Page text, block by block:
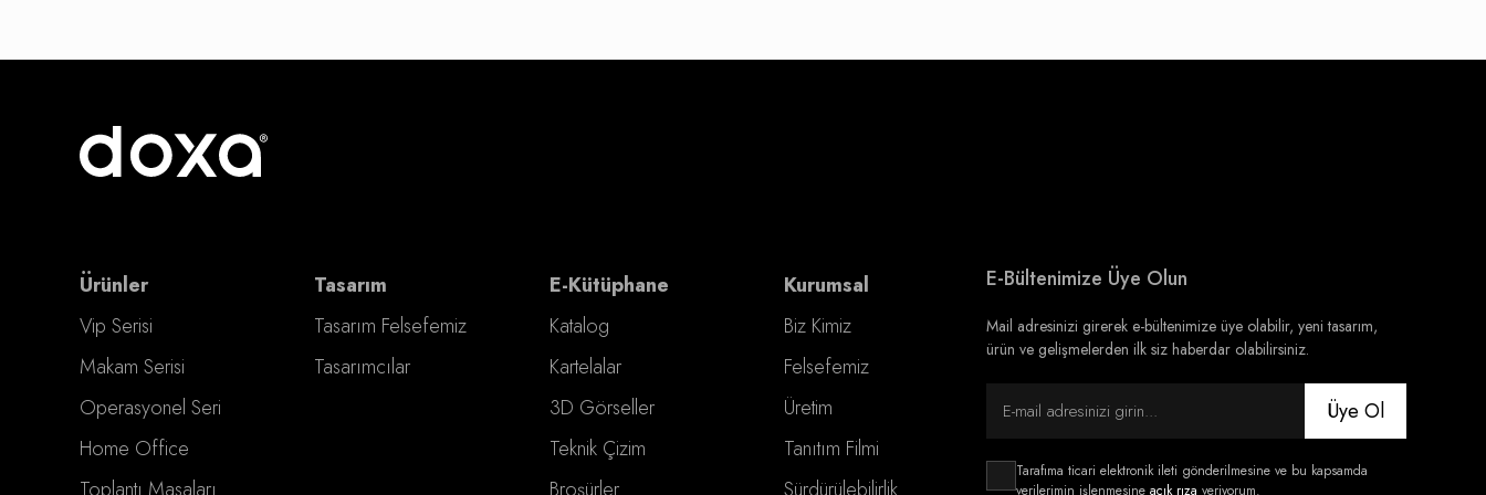
E-Bültenimize Üye Olun
Mail adresinizi girerek e-bültenimize üye olabilir, yeni tasarım,
ürün ve gelişmelerden ilk siz haberdar olabilirsiniz.
Üye Ol
Tarafıma ticari elektronik ileti gönderilmesine ve bu kapsamda
verilerimin işlenmesine açık rıza veriyorum.
Ürünler
Vip Serisi
Makam Serisi
Operasyonel Seri
Home Office
Tasarım
Tasarım Felsefemiz
Tasarımcılar
E-Kütüphane
Katalog
Kartelalar
3D Görseller
Teknik Çizim
Kurumsal
Biz Kimiz
Felsefemiz
Üretim
Tanıtım Filmi